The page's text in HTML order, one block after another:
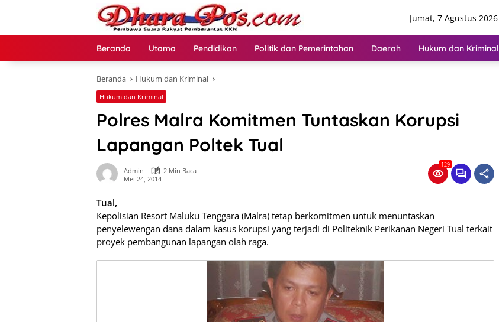
Jumat, 7 Agustus 2026
Beranda Utama Pendidikan Politik dan Pemerintahan Daerah Hukum dan Kriminal
Beranda Hukum dan Kriminal
Hukum dan Kriminal
Polres Malra Komitmen Tuntaskan Korupsi
Lapangan Poltek Tual
Admin
2 Min Baca
Mei 24, 2014
129
Tual,
Kepolisian Resort Maluku Tenggara (Malra) tetap berkomitmen untuk menuntaskan
penyelewengan dana dalam kasus korupsi yang terjadi di Politeknik Perikanan Negeri Tual terkait
proyek pembangunan lapangan olah raga.